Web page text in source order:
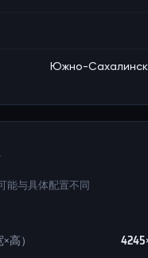
Южно-
能与具体配置不同
高）